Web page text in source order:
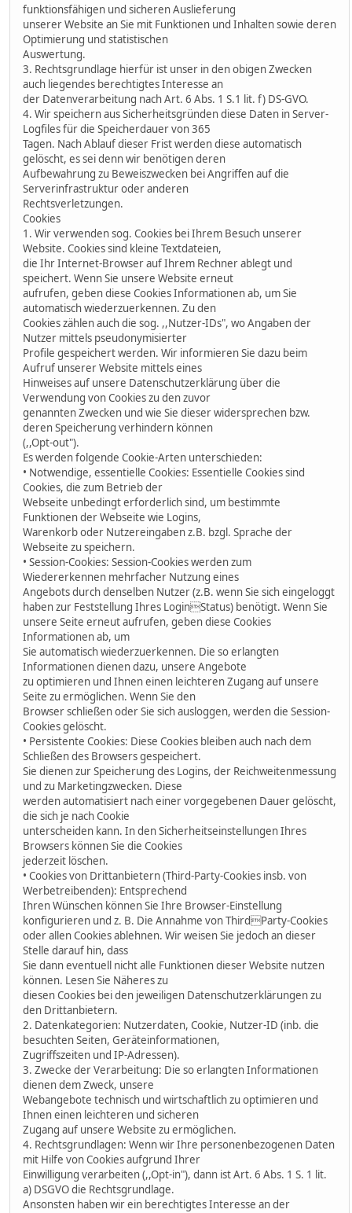
funktionsfähigen und sicheren Auslieferung
unserer Website an Sie mit Funktionen und Inhalten sowie deren
Optimierung und statistischen
Auswertung.
3. Rechtsgrundlage hierfür ist unser in den obigen Zwecken
auch liegendes berechtigtes Interesse an
der Datenverarbeitung nach Art. 6 Abs. 1 S.1 lit. f) DS-GVO.
4. Wir speichern aus Sicherheitsgründen diese Daten in Server-
Logfiles für die Speicherdauer von 365
Tagen. Nach Ablauf dieser Frist werden diese automatisch
gelöscht, es sei denn wir benötigen deren
Aufbewahrung zu Beweiszwecken bei Angriffen auf die
Serverinfrastruktur oder anderen
Rechtsverletzungen.
Cookies
1. Wir verwenden sog. Cookies bei Ihrem Besuch unserer
Website. Cookies sind kleine Textdateien,
die Ihr Internet-Browser auf Ihrem Rechner ablegt und
speichert. Wenn Sie unsere Website erneut
aufrufen, geben diese Cookies Informationen ab, um Sie
automatisch wiederzuerkennen. Zu den
Cookies zählen auch die sog. ,,Nutzer-IDs", wo Angaben der
Nutzer mittels pseudonymisierter
Profile gespeichert werden. Wir informieren Sie dazu beim
Aufruf unserer Website mittels eines
Hinweises auf unsere Datenschutzerklärung über die
Verwendung von Cookies zu den zuvor
genannten Zwecken und wie Sie dieser widersprechen bzw.
deren Speicherung verhindern können
(,,Opt-out").
Es werden folgende Cookie-Arten unterschieden:
• Notwendige, essentielle Cookies: Essentielle Cookies sind
Cookies, die zum Betrieb der
Webseite unbedingt erforderlich sind, um bestimmte
Funktionen der Webseite wie Logins,
Warenkorb oder Nutzereingaben z.B. bzgl. Sprache der
Webseite zu speichern.
• Session-Cookies: Session-Cookies werden zum
Wiedererkennen mehrfacher Nutzung eines
Angebots durch denselben Nutzer (z.B. wenn Sie sich eingeloggt
haben zur Feststellung Ihres LoginStatus) benötigt. Wenn Sie
unsere Seite erneut aufrufen, geben diese Cookies
Informationen ab, um
Sie automatisch wiederzuerkennen. Die so erlangten
Informationen dienen dazu, unsere Angebote
zu optimieren und Ihnen einen leichteren Zugang auf unsere
Seite zu ermöglichen. Wenn Sie den
Browser schließen oder Sie sich ausloggen, werden die Session-
Cookies gelöscht.
• Persistente Cookies: Diese Cookies bleiben auch nach dem
Schließen des Browsers gespeichert.
Sie dienen zur Speicherung des Logins, der Reichweitenmessung
und zu Marketingzwecken. Diese
werden automatisiert nach einer vorgegebenen Dauer gelöscht,
die sich je nach Cookie
unterscheiden kann. In den Sicherheitseinstellungen Ihres
Browsers können Sie die Cookies
jederzeit löschen.
• Cookies von Drittanbietern (Third-Party-Cookies insb. von
Werbetreibenden): Entsprechend
Ihren Wünschen können Sie Ihre Browser-Einstellung
konfigurieren und z. B. Die Annahme von ThirdParty-Cookies
oder allen Cookies ablehnen. Wir weisen Sie jedoch an dieser
Stelle darauf hin, dass
Sie dann eventuell nicht alle Funktionen dieser Website nutzen
können. Lesen Sie Näheres zu
diesen Cookies bei den jeweiligen Datenschutzerklärungen zu
den Drittanbietern.
2. Datenkategorien: Nutzerdaten, Cookie, Nutzer-ID (inb. die
besuchten Seiten, Geräteinformationen,
Zugriffszeiten und IP-Adressen).
3. Zwecke der Verarbeitung: Die so erlangten Informationen
dienen dem Zweck, unsere
Webangebote technisch und wirtschaftlich zu optimieren und
Ihnen einen leichteren und sicheren
Zugang auf unsere Website zu ermöglichen.
4. Rechtsgrundlagen: Wenn wir Ihre personenbezogenen Daten
mit Hilfe von Cookies aufgrund Ihrer
Einwilligung verarbeiten (,,Opt-in"), dann ist Art. 6 Abs. 1 S. 1 lit.
a) DSGVO die Rechtsgrundlage.
Ansonsten haben wir ein berechtigtes Interesse an der